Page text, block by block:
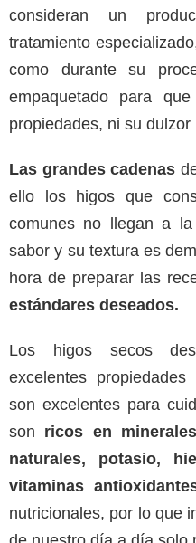
consideran un
tratamiento
como durante su
empaquetado para
propiedades, ni su dulzor
Las grandes cadenas
ello los higos que
comunes no llegan a la
sabor y su textura es
hora de preparar las
estándares deseados.
Los higos secos
excelentes
son excelentes para
son ricos en
naturales, potasio,
vitaminas
nutricionales, por lo que